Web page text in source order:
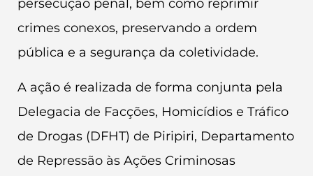
persecução penal, bem como reprimir
crimes conexos, preservando a ordem
pública e a segurança da coletividade.
A ação é realizada de forma conjunta pela
Delegacia de Facções, Homicídios e Tráfico
de Drogas (DFHT) de Piripiri, Departamento
de Repressão às Ações Criminosas